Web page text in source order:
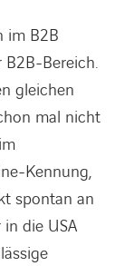
im B2B
Bereich.
gleichen
mal nicht
Kennung,
spontan an
die USA